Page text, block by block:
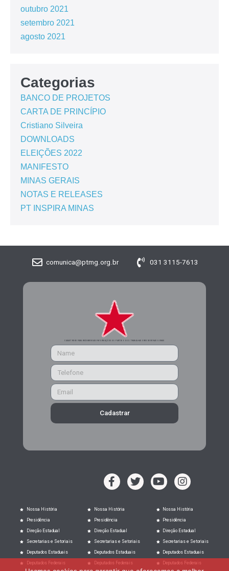
outubro 2021
setembro 2021
agosto 2021
Categorias
BANCO DE PROJETOS
CARTA DE PRINCÍPIO
Cristiano Silveira
DOWNLOADS
ELEIÇÕES 2022
MANIFESTO
MINAS GERAIS
NOTAS E RELEASES
PT INSPIRA MINAS
comunica@ptmg.org.br 031 3115-7613
CADASTRE-SE PARA RECEBER MAIS INFORMAÇÕES DO PARTIDO DOS TRABALHADORES DE MINAS GERAIS
Cadastrar
Nossa História
Presidência
Direção Estadual
Secretarias e Setoriais
Deputados Estaduais
Deputados Federais
Nossa História
Presidência
Direção Estadual
Secretarias e Setoriais
Deputados Estaduais
Deputados Federais
Nossa História
Presidência
Direção Estadual
Secretarias e Setoriais
Deputados Estaduais
Deputados Federais